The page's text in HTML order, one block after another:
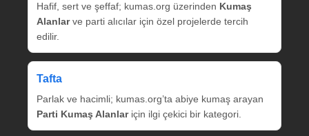
Hafif, sert ve şeffaf; kumas.org üzerinden Kumaş
Alanlarve parti alıcılar için özel projelerde tercih
edilir.
Tafta
Parlak ve hacimli; kumas.org’ta abiye kumaş arayan
Parti Kumaş Alanlariçin ilgi çekici bir kategori.